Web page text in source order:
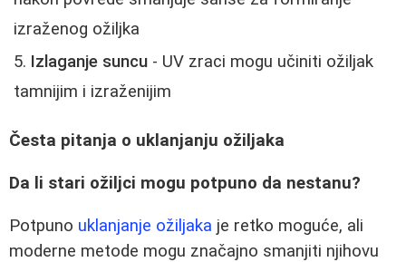
izraženog ožiljka
Izlaganje suncu - UV zraci mogu učiniti ožiljak
tamnijim i izraženijim
Česta pitanja o uklanjanju ožiljaka
Da li stari ožiljci mogu potpuno da nestanu?
Potpuno uklanjanje ožiljaka je retko moguće, ali
moderne metode mogu značajno smanjiti njihovu